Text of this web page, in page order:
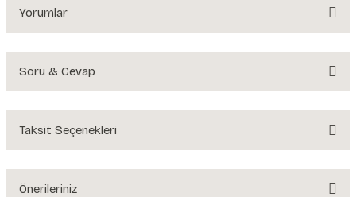
Yorumlar
Soru & Cevap
Ürün hakkında henüz soru sorulmamış.
Taksit Seçenekleri
Önerileriniz